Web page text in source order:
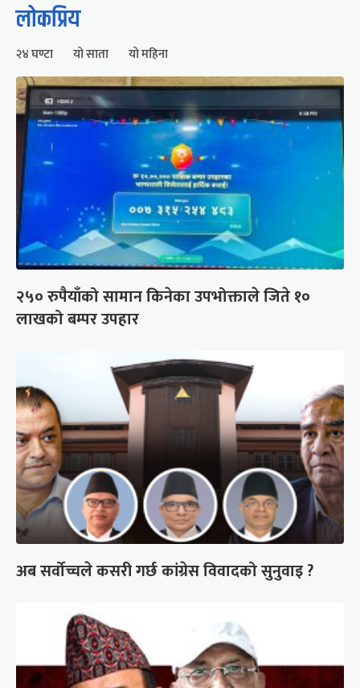
लोकप्रिय
२४ घण्टा यो साता यो महिना
२५० रुपैयाँको सामान किनेका उपभोक्ताले जिते १०
लाखको बम्पर उपहार
अब सर्वोच्चले कसरी गर्छ कांग्रेस विवादको सुनुवाइ ?